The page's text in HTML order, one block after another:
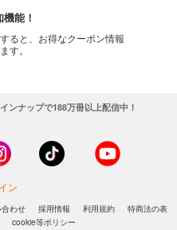
能！
ると、お得なクーポン情報
す。
ンナップで188万冊以上配信中！
ン
わせ 採用情報 利用規約
特商法の表
cookie等ポリシー